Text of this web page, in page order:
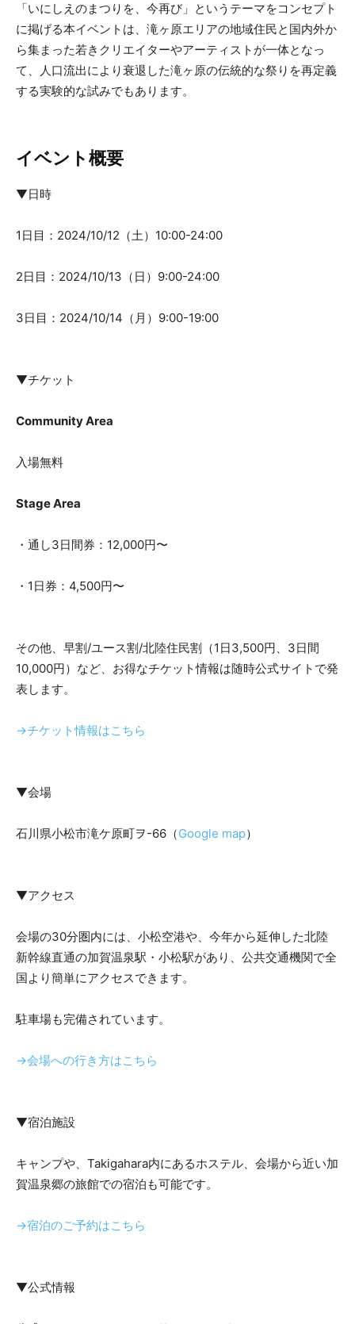
「いにしえのまつりを、今再び」というテーマをコンセプト
に掲げる本イベントは、滝ヶ原エリアの地域住民と国内外か
ら集まった若きクリエイターやアーティストが一体となっ
て、人口流出により衰退した滝ヶ原の伝統的な祭りを再定義
する実験的な試みでもあります。
イベント概要
▼日時
1日目：2024/10/12（土）10:00-24:00
2日目：2024/10/13（日）9:00-24:00
3日目：2024/10/14（月）9:00-19:00
▼チケット
Community Area
入場無料
Stage Area
・通し3日間券：12,000円〜
・1日券：4,500円〜
その他、早割/ユース割/北陸住民割（1日3,500円、3日間
10,000円）など、お得なチケット情報は随時公式サイトで発
表します。
→チケット情報はこちら
▼会場
石川県小松市滝ケ原町ヲ-66（Google map）
▼アクセス
会場の30分圏内には、小松空港や、今年から延伸した北陸
新幹線直通の加賀温泉駅・小松駅があり、公共交通機関で全
国より簡単にアクセスできます。
駐車場も完備されています。
→会場への行き方はこちら
▼宿泊施設
キャンプや、Takigahara内にあるホステル、会場から近い加
賀温泉郷の旅館での宿泊も可能です。
→宿泊のご予約はこちら
▼公式情報